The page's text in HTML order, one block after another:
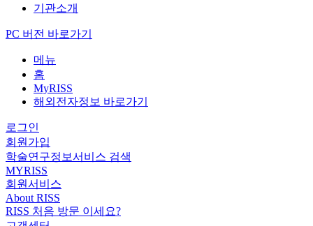
기관소개
PC 버전 바로가기
메뉴
홈
MyRISS
해외전자정보 바로가기
로그인
회원가입
학술연구정보서비스 검색
MYRISS
회원서비스
About RISS
RISS 처음 방문 이세요?